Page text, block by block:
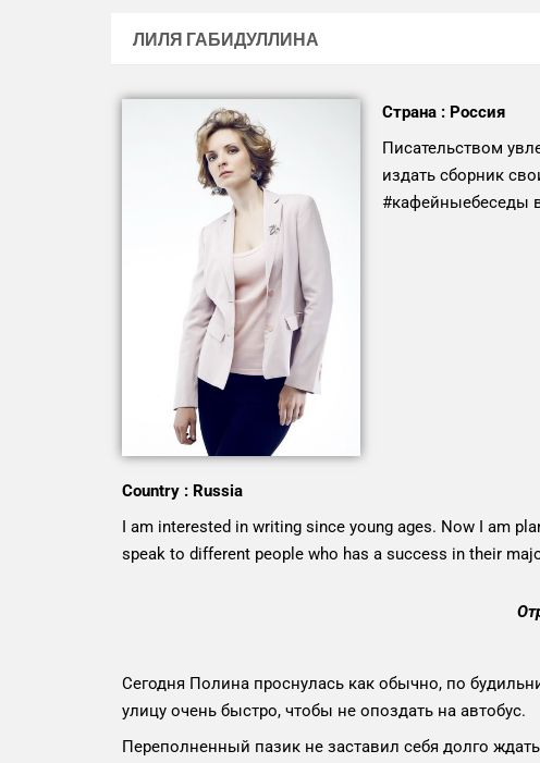
ЛИЛЯ ГАБИДУЛЛИНА
Страна : Россия
Писательством
издать сборник
#кафейныебеседы
Country : Russia
I am interested in writing since young ages. Now I am
speak to different people who has a success in their
Сегодня Полина проснулась как обычно, по
улицу очень быстро, чтобы не опоздать на автобус.
Переполненный пазик не заставил себя долго